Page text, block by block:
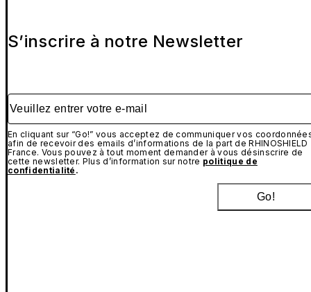
S’inscrire à notre Newsletter
Veuillez entrer votre e-mail
En cliquant sur “Go!” vous acceptez de communiquer vos
afin de recevoir des emails d’informations de la part de RHINOSHIELD
France. Vous pouvez à tout moment demander à vous désinscrire de
cette newsletter. Plus d’information sur notre politique de
confidentialité .
Go!